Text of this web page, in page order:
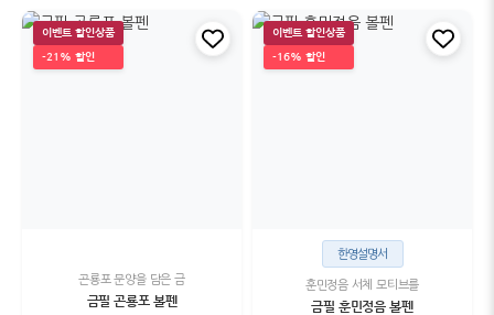
이벤트 할인상품
-21% 할인
곤룡포 문양을 담은 금
금필 곤룡포 볼펜
이벤트 할인상품
-16% 할인
한영설명서
훈민정음 서체 모티브를
금필 훈민정음 볼펜